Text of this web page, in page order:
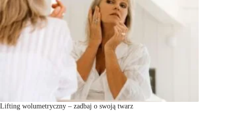
Lifting wolumetryczny – zadbaj o swoją twarz